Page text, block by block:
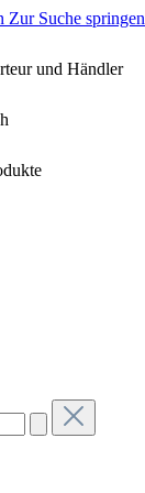
Zur Suche springen
und Händler